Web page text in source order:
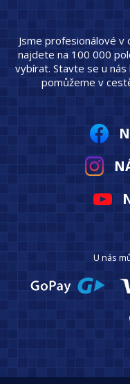
Jsme profesionálové v
najdete na 100 000
vybírat. Stavte se u nás
pomůžeme v
U nás